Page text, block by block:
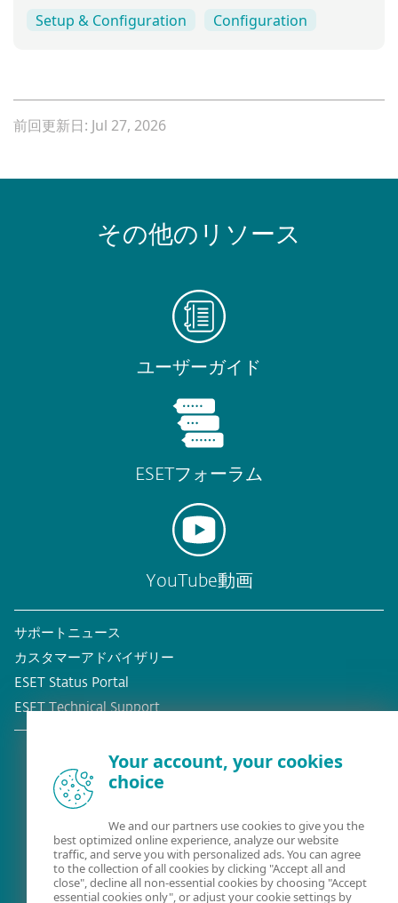
Setup & Configuration
Configuration
前回更新日: Jul 27, 2026
その他のリソース
ユーザーガイド
ESETフォーラム
YouTube動画
サポートニュース
カスタマーアドバイザリー
ESET Status Portal
ESET Technical Support
既存の顧客？
Your account, your cookies
choice
We and our partners use cookies to give you the
best optimized online experience, analyze our website
traffic, and serve you with personalized ads. You can agree
to the collection of all cookies by clicking "Accept all and
close", decline all non-essential cookies by choosing "Accept
essential cookies only", or adjust your cookie settings by